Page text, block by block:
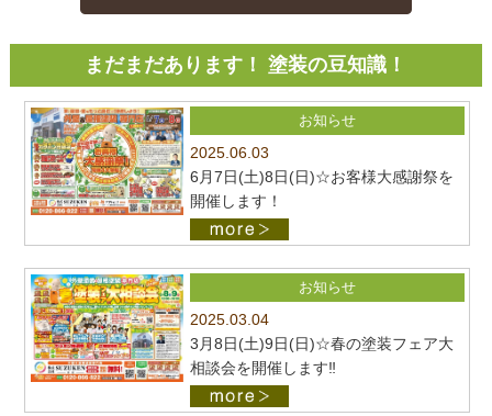
まだまだあります！ 塗装の豆知識！
お知らせ
2025.06.03
6月7日(土)8日(日)☆お客様大感謝祭を
開催します！
お知らせ
2025.03.04
3月8日(土)9日(日)☆春の塗装フェア大
相談会を開催します‼